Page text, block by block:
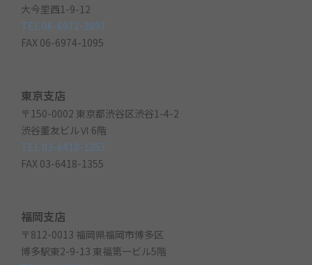
大今里西1-9-12
TEL 06-6971-3897
FAX 06-6974-1095
東京支店
〒150-0002 東京都渋谷区渋谷1-4-2
渋谷董友ビルⅥ 6階
TEL 03-6418-1357
FAX 03-6418-1355
福岡支店
〒812-0013 福岡県福岡市博多区
博多駅東2-9-13 東福第一ビル5階